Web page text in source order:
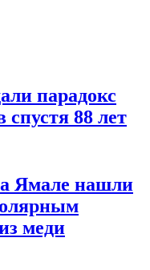
парадокс
спустя 88 лет
Ямале нашли
меди